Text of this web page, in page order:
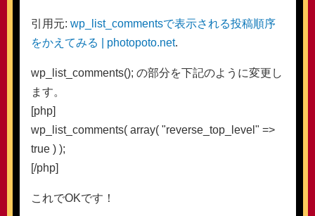
引用元: wp_list_commentsで表示される投稿順序
をかえてみる | photopoto.net.
wp_list_comments(); の部分を下記のように変更し
ます。
[php]
wp_list_comments( array( "reverse_top_level" =>
true ) );
[/php]
これでOKです！